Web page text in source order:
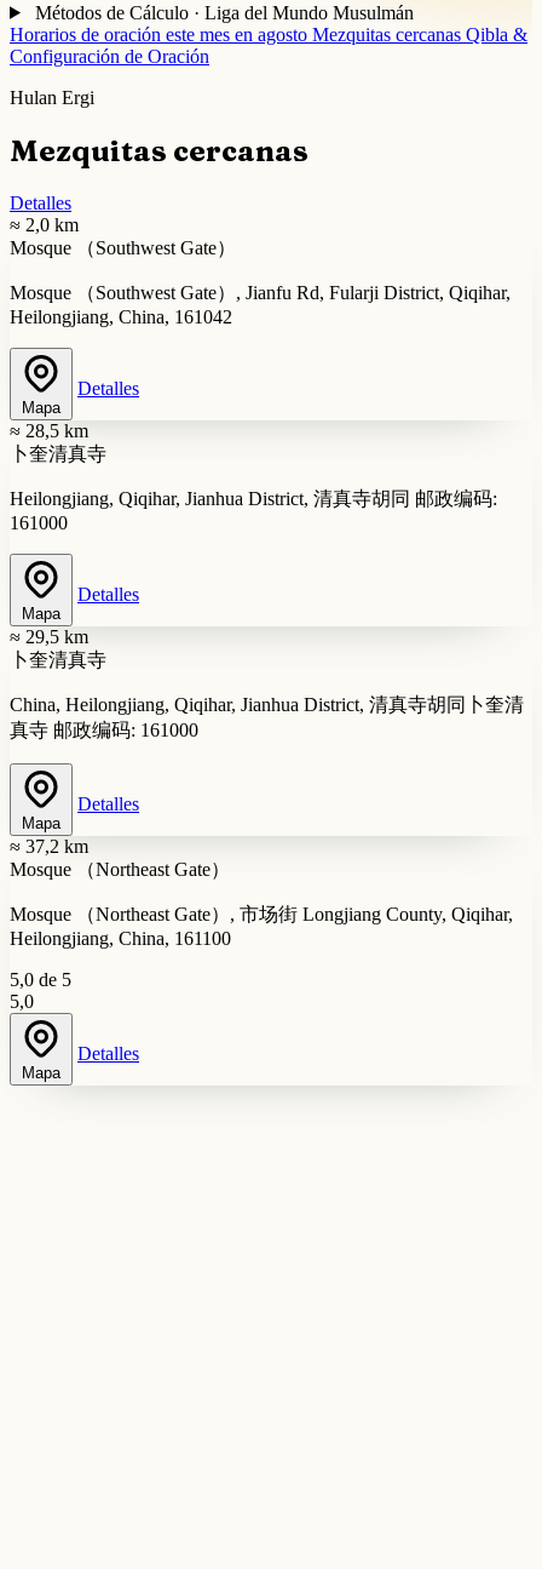
Métodos de Cálculo · Liga del Mundo Musulmán
Horarios de oración este mes en agosto Mezquitas cercanas Qibla &
Configuración de Oración
Hulan Ergi
Mezquitas cercanas
Detalles
≈ 2,0 km
Mosque （Southwest Gate）
Mosque （Southwest Gate）, Jianfu Rd, Fularji District, Qiqihar,
Heilongjiang, China, 161042
Mapa
Detalles
≈ 28,5 km
卜奎清真寺
Heilongjiang, Qiqihar, Jianhua District, 清真寺胡同 邮政编码:
161000
Mapa
Detalles
≈ 29,5 km
卜奎清真寺
China, Heilongjiang, Qiqihar, Jianhua District, 清真寺胡同卜奎清
真寺 邮政编码: 161000
Mapa
Detalles
≈ 37,2 km
Mosque （Northeast Gate）
Mosque （Northeast Gate）, 市场街 Longjiang County, Qiqihar,
Heilongjiang, China, 161100
5,0 de 5
5,0
Mapa
Detalles